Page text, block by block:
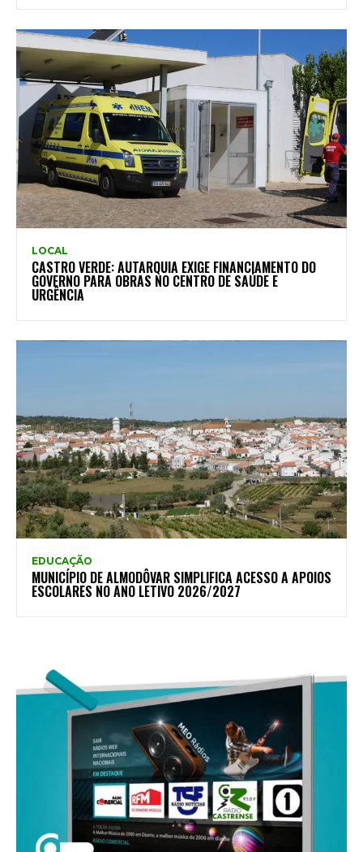
LOCAL
CASTRO VERDE: AUTARQUIA EXIGE FINANCIAMENTO DO
GOVERNO PARA OBRAS NO CENTRO DE SAÚDE E
URGÊNCIA
EDUCAÇÃO
MUNICÍPIO DE ALMODÔVAR SIMPLIFICA ACESSO A APOIOS
ESCOLARES NO ANO LETIVO 2026/2027